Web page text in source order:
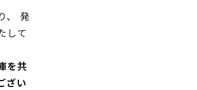
、 発
して
を共
ざい